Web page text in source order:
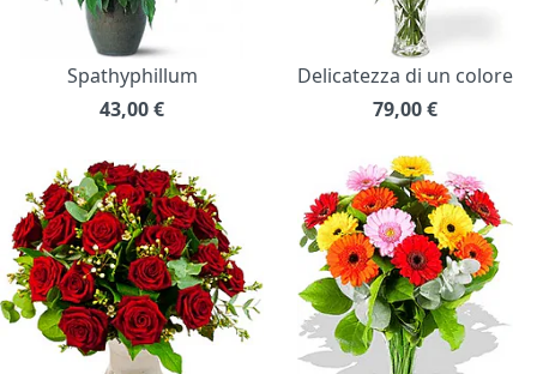
Spathyphillum
43,00€
Delicatezza di un colore
79,00€